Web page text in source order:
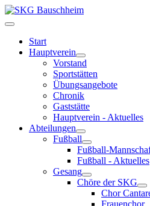
Start
Hauptverein
Vorstand
Sportstätten
Übungsangebote
Chronik
Gaststätte
Hauptverein - Aktuelles
Abteilungen
Fußball
Fußball-
Fußball - Aktuelles
Gesang
Chöre der SKG
Chor
Frauenchor